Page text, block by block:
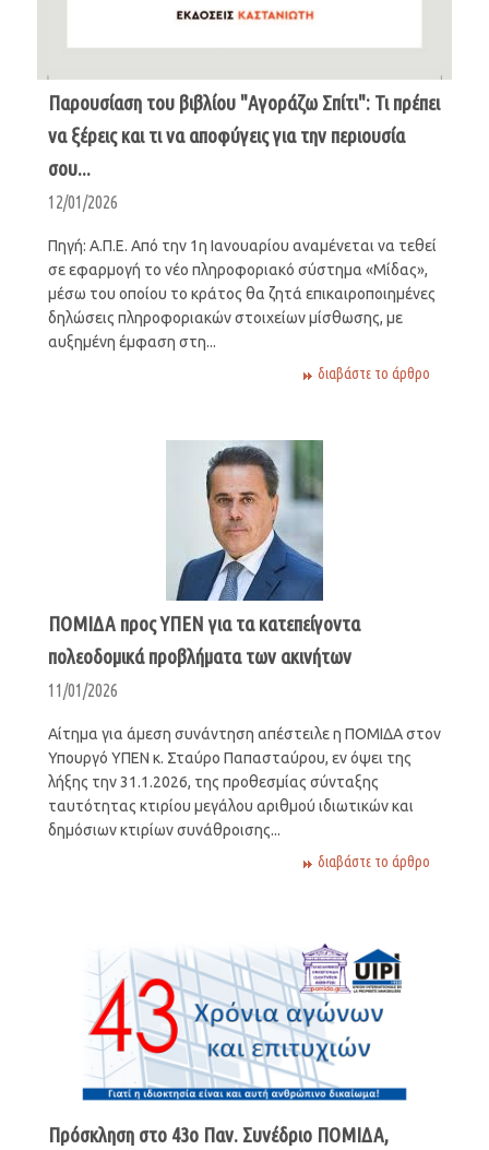
Παρουσίαση του βιβλίου "Αγοράζω Σπίτι": Τι πρέπει
να ξέρεις και τι να αποφύγεις για την περιουσία
σου...
12/01/2026
Πηγή: Α.Π.Ε. Από την 1η Ιανουαρίου αναμένεται να τεθεί
σε εφαρμογή το νέο πληροφοριακό σύστημα «Μίδας»,
μέσω του οποίου το κράτος θα ζητά επικαιροποιημένες
δηλώσεις πληροφοριακών στοιχείων μίσθωσης, με
αυξημένη έμφαση στη...
διαβάστε το άρθρο
ΠΟΜΙΔΑ προς ΥΠΕΝ για τα κατεπείγοντα
πολεοδομικά προβλήματα των ακινήτων
11/01/2026
Αίτημα για άμεση συνάντηση απέστειλε η ΠΟΜΙΔΑ στον
Υπουργό ΥΠΕΝ κ. Σταύρο Παπασταύρου, εν όψει της
λήξης την 31.1.2026, της προθεσμίας σύνταξης
ταυτότητας κτιρίου μεγάλου αριθμού ιδιωτικών και
δημόσιων κτιρίων συνάθροισης...
διαβάστε το άρθρο
Πρόσκληση στο 43ο Παν. Συνέδριο ΠΟΜΙΔΑ,